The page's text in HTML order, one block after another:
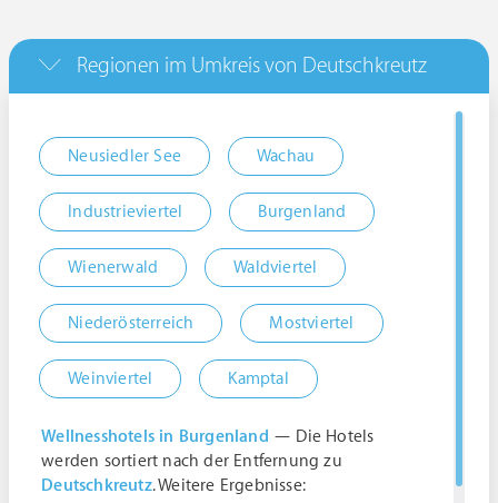
Regionen im Umkreis von Deutschkreutz
Neusiedler See Wachau
Industrieviertel Burgenland
Wienerwald Waldviertel
Niederösterreich Mostviertel
Weinviertel Kamptal
Wellnesshotels in Burgenland — Die Hotels
werden sortiert nach der Entfernung zu
Deutschkreutz. Weitere Ergebnisse: